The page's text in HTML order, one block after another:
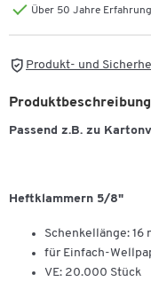
Über 50 Jahre Erfahrung
Produkt- und
Produktbeschreibung
Passend z.B. zu
Heftklammern 5/8"
Schenkellänge: 16
für Einfach-
VE: 20.000 Stück